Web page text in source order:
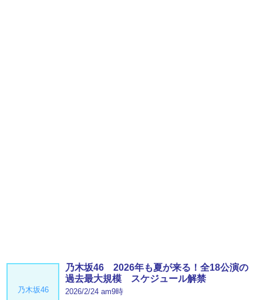
乃木坂46
乃木坂46 2026年も夏が来る！全18公演の
過去最大規模 スケジュール解禁
2026/2/24 am9時